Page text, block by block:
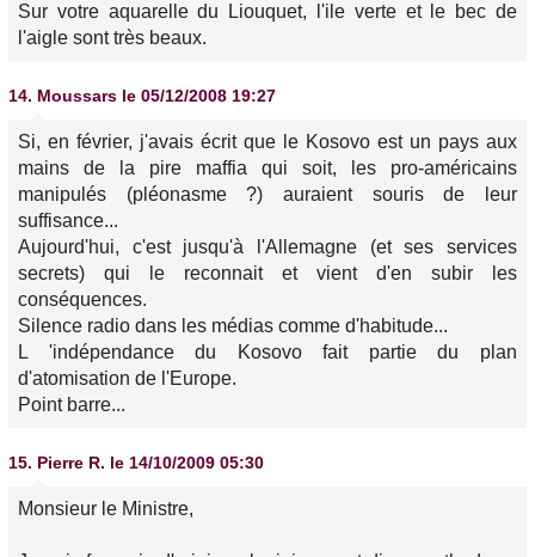
Sur votre aquarelle du Liouquet, l'ile verte et le bec de
l'aigle sont très beaux.
14. Moussars le 05/12/2008 19:27
Si, en février, j'avais écrit que le Kosovo est un pays aux
mains de la pire maffia qui soit, les pro-américains
manipulés (pléonasme ?) auraient souris de leur
suffisance...
Aujourd'hui, c'est jusqu'à l'Allemagne (et ses services
secrets) qui le reconnait et vient d'en subir les
conséquences.
Silence radio dans les médias comme d'habitude...
L 'indépendance du Kosovo fait partie du plan
d'atomisation de l'Europe.
Point barre...
15. Pierre R. le 14/10/2009 05:30
Monsieur le Ministre,